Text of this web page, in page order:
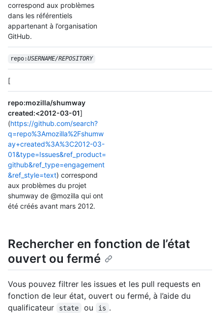
correspond aux problèmes
dans les référentiels
appartenant à l’organisation
GitHub.
repo:USERNAME/REPOSITORY
[
repo:mozilla/shumway
created:<2012-03-01]
(https://github.com/search?
q=repo%3Amozilla%2Fshumw
ay+created%3A%3C2012-03-
01&type=Issues&ref_product=
github&ref_type=engagement
&ref_style=text) correspond
aux problèmes du projet
shumway de @mozilla qui ont
été créés avant mars 2012.
Rechercher en fonction de l’état
ouvert ou fermé
Vous pouvez filtrer les issues et les pull requests en
fonction de leur état, ouvert ou fermé, à l’aide du
qualificateur
state ou is .